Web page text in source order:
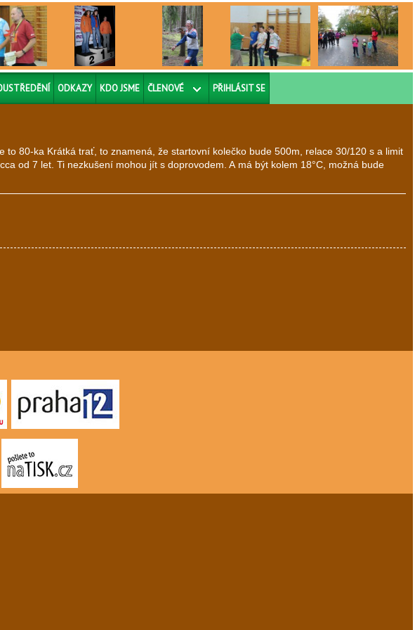
ODKAZY KDO JSME ČLENOVÉ PŘIHLÁSIT SE
to 80-ka Krátká trať, to znamená, že startovní kolečko bude 500m, relace 30/120 s a limit
od 7 let. Ti nezkušení mohou jít s doprovodem. A má být kolem 18°C, možná bude